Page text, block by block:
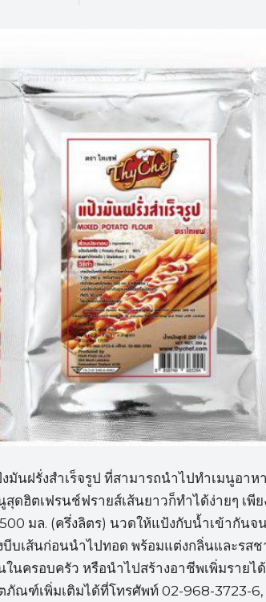
ฝรั่งสำเร็จรูป ที่สามารถนำไปทำเมนูอาห
ดฮิตเฟรนช์ฟรายส์เส้นยาวก็ทำได้ง่ายๆ เพีย
มล. (ครึ่งลิตร) นวดให้แป้งกับน้ำเข้ากันจ
บีบเส้นก่อนนำไปทอด พร้อมแต่งกลิ่นและรส
นครอบครัว หรือนำไปสร้างอาชีพเพิ่มรายไ
ภัณฑ์เพิ่มเติมได้ที่โทรศัพท์ 02-968-3723-6,